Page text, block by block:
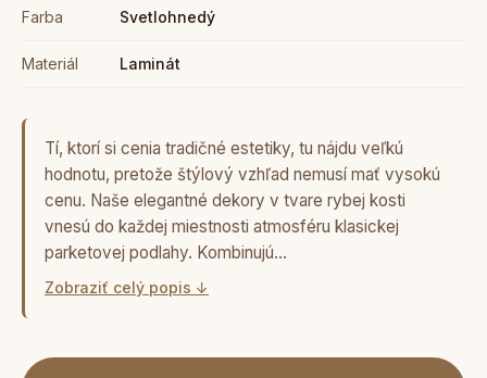
Farba Svetlohnedý
Materiál Laminát
Tí, ktorí si cenia tradičné estetiky, tu nájdu veľkú
hodnotu, pretože štýlový vzhľad nemusí mať vysokú
cenu. Naše elegantné dekory v tvare rybej kosti
vnesú do každej miestnosti atmosféru klasickej
parketovej podlahy. Kombinujú…
Zobraziť celý popis ↓